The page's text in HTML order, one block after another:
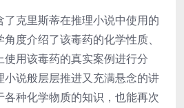
克里斯蒂在推理小说中使用的
度介绍了该毒药的化学性质、
用该毒药的真实案例进行分
说般层层推进又充满悬念的讲
种化学物质的知识，也能再次